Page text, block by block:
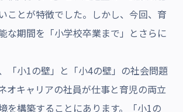
ことが特徴でした。しかし、今回、育
な期間を「小学校卒業まで」とさらに
「小1の壁」と「小4の壁」の社会問題
オキャリアの社員が仕事と育児の両立
を構築することにあります。「小1の